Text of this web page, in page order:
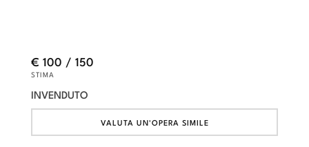
€ 100 / 150
STIMA
INVENDUTO
VALUTA UN'OPERA SIMILE